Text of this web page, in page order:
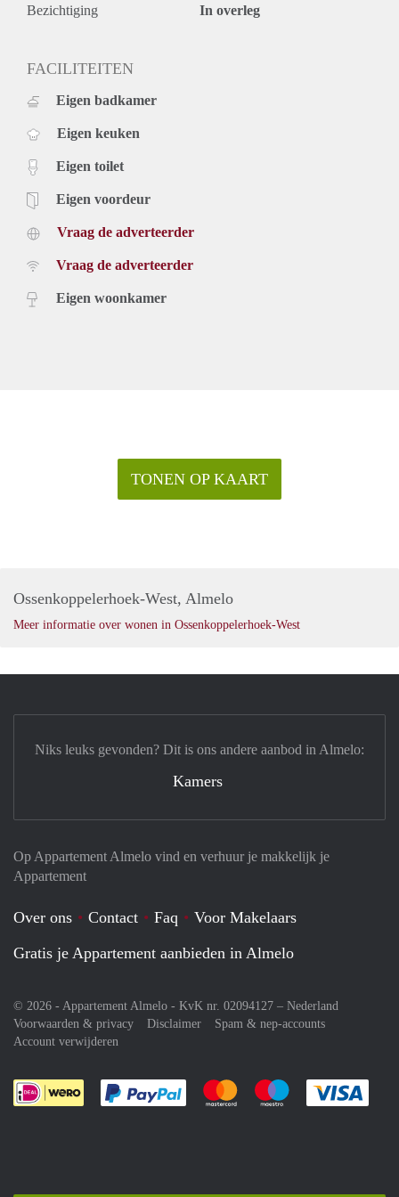
onjuistheden kunnen geen rechten worden ontleend.
Bezichtiging In overleg
FACILITEITEN
Eigen badkamer
Eigen keuken
Eigen toilet
Eigen voordeur
Vraag de adverteerder
Vraag de adverteerder
Eigen woonkamer
TONEN OP KAART
Ossenkoppelerhoek-West, Almelo
Meer informatie over wonen in Ossenkoppelerhoek-West
Op Appartement Almelo vind en verhuur je makkelijk je
Appartement
Over ons Contact Faq
Voor Makelaars
Gratis je Appartement aanbieden in Almelo
© 2026 - Appartement Almelo - KvK nr. 02094127 – Nederland
Voorwaarden & privacy
Disclaimer
Spam & nep-accounts
Account verwijderen
Je rekent gemakkelijk af met Paypal
Je rekent gemakkelijk af met
Je rekent
Niks leuks gevonden? Dit is ons andere aanbod in Almelo:
Kamers